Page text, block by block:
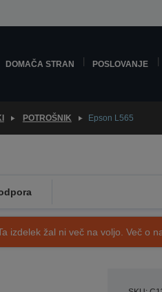
DOMAČA STRAN POSLOVANJE
POTROŠNIK Epson L565
izdelek žal ni več na voljo. Več o